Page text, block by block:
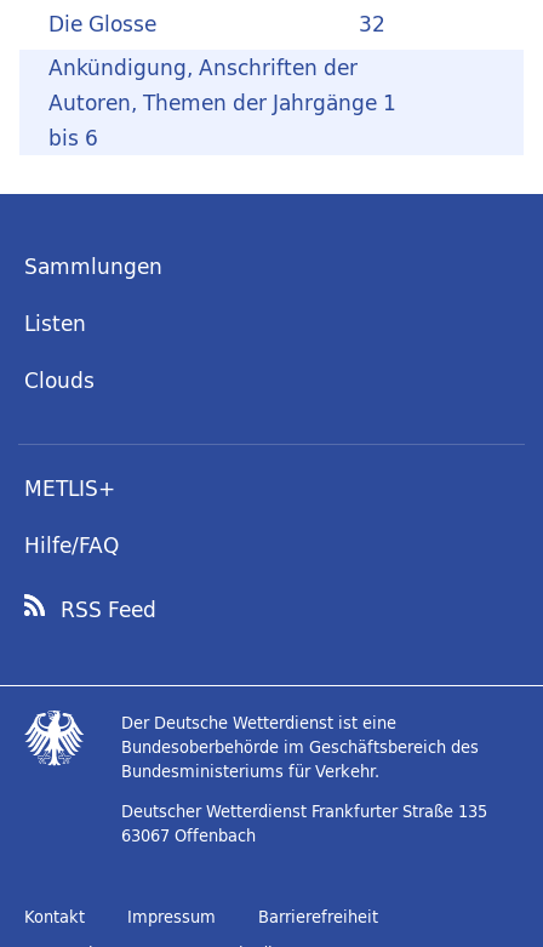
32
Die Glosse
Ankündigung, Anschriften der
Autoren, Themen der Jahrgänge 1
bis 6
Sammlungen
Listen
Clouds
METLIS+
Hilfe/FAQ
RSS Feed
Der Deutsche Wetterdienst ist eine
Bundesoberbehörde im Geschäftsbereich des
Bundesministeriums für Verkehr.
Deutscher Wetterdienst Frankfurter Straße 135
63067 Offenbach
Kontakt Impressum
Barrierefreiheit